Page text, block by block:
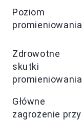
Poziom
promieniowania
Zdrowotne
skutki
promieniowania
Główne
zagrożenie przy